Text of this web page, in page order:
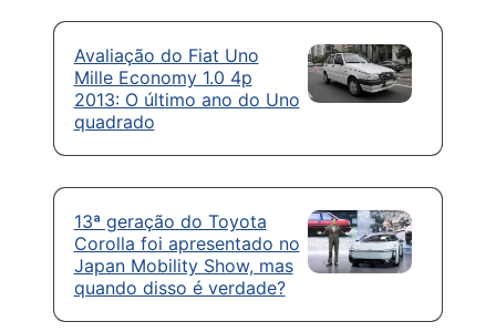
Avaliação do Fiat Uno
Mille Economy 1.0 4p
2013: O último ano do Uno
quadrado
13ª geração do Toyota
Corolla foi apresentado no
Japan Mobility Show, mas
quando disso é verdade?